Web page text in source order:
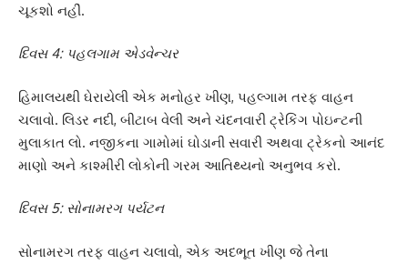
ચૂકશો નહીં.
દિવસ 4: પહલગામ એડવેન્ચર
હિમાલયથી ઘેરાયેલી એક મનોહર ખીણ, પહલ્ગામ તરફ વાહન
ચલાવો. લિડર નદી, બીટાબ વેલી અને ચંદનવારી ટ્રેકિંગ પોઇન્ટની
મુલાકાત લો. નજીકના ગામોમાં ઘોડાની સવારી અથવા ટ્રેકનો આનંદ
માણો અને કાશ્મીરી લોકોની ગરમ આતિથ્યનો અનુભવ કરો.
દિવસ 5: સોનામરગ પર્યટન
સોનામરગ તરફ વાહન ચલાવો, એક અદભૂત ખીણ જે તેના